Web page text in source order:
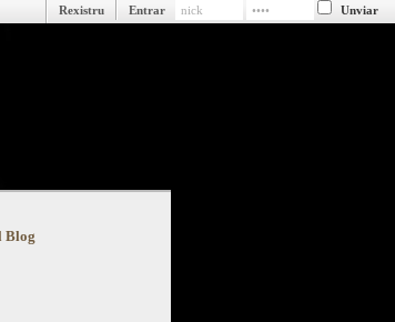
Entrar
Rexistru
delantre la pantalla
Blog